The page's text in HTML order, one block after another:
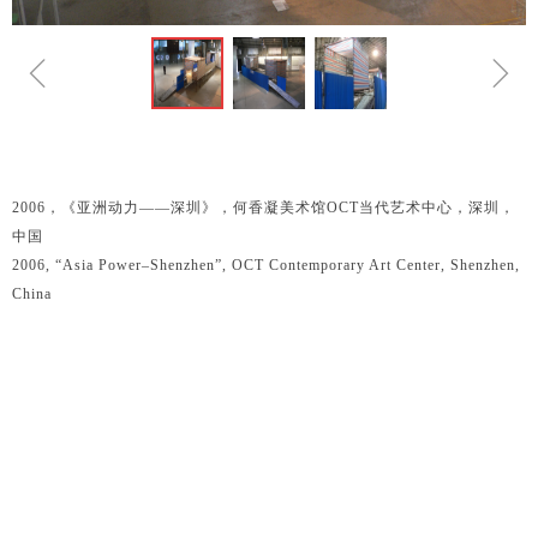
ꁆ ꁇ
2006，《亚洲动力——深圳》，何香凝美术馆OCT当代艺术中心，深圳，
中国
2006, “Asia Power–Shenzhen”, OCT Contemporary Art Center, Shenzhen,
China